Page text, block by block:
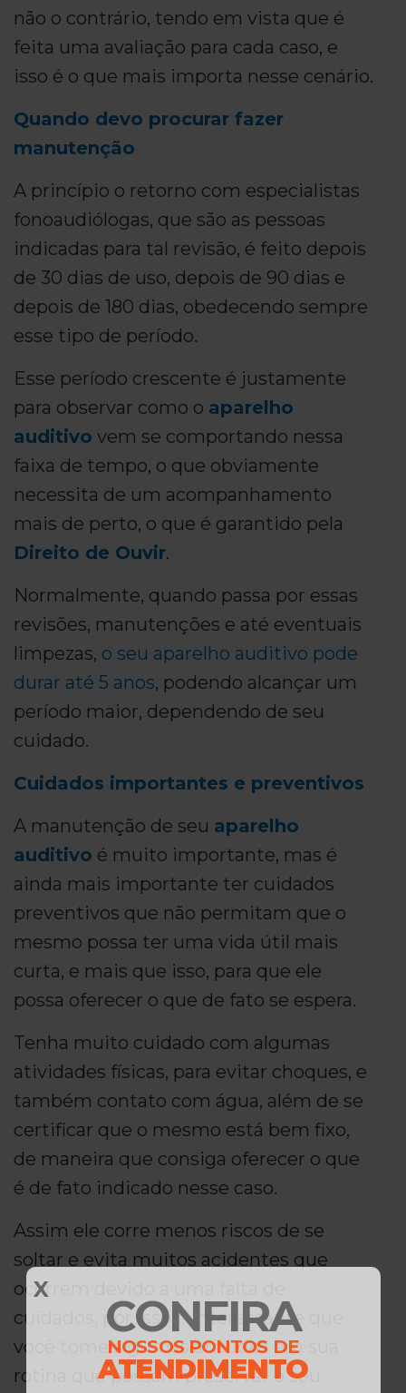
X
CONFIRA
NOSSOS PONTOS DE
ATENDIMENTO
não o contrário, tendo em vista que é
feita uma avaliação para cada caso, e
isso é o que mais importa nesse cenário.
Quando devo procurar fazer
manutenção
A princípio o retorno com especialistas
fonoaudiólogas, que são as pessoas
indicadas para tal revisão, é feito depois
de 30 dias de uso, depois de 90 dias e
depois de 180 dias, obedecendo sempre
esse tipo de período.
Esse período crescente é justamente
para observar como o aparelho
auditivo vem se comportando nessa
faixa de tempo, o que obviamente
necessita de um acompanhamento
mais de perto, o que é garantido pela
Direito de Ouvir.
Normalmente, quando passa por essas
revisões, manutenções e até eventuais
limpezas, o seu aparelho auditivo pode
durar até 5 anos, podendo alcançar um
período maior, dependendo de seu
cuidado.
Cuidados importantes e preventivos
A manutenção de seu aparelho
auditivo é muito importante, mas é
ainda mais importante ter cuidados
preventivos que não permitam que o
mesmo possa ter uma vida útil mais
curta, e mais que isso, para que ele
possa oferecer o que de fato se espera.
Tenha muito cuidado com algumas
atividades físicas, para evitar choques, e
também contato com água, além de se
certificar que o mesmo está bem fixo,
de maneira que consiga oferecer o que
é de fato indicado nesse caso.
Assim ele corre menos riscos de se
soltar e evita muitos acidentes que
ocorrem devido a uma falta de
cuidados, por isso é interessante que
você tome algumas atitudes em sua
rotina que possam preservar o seu